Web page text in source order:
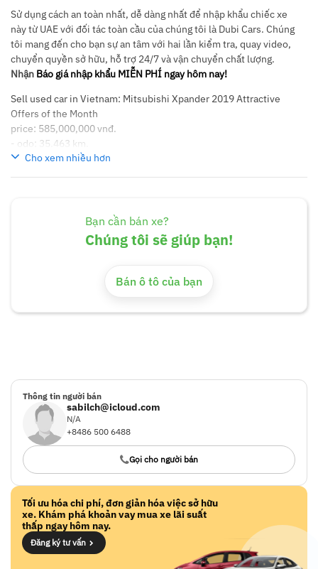
Sử dụng cách an toàn nhất, dễ dàng nhất để nhập khẩu chiếc xe
này từ UAE với đối tác toàn cầu của chúng tôi là Dubi Cars. Chúng
tôi mang đến cho bạn sự an tâm với hai lần kiểm tra, quay video,
chuyển quyền sở hữu, hỗ trợ 24/7 và vận chuyển chất lượng.
Nhận Báo giá nhập khẩu MIỄN PHÍ ngay hôm nay!
Sell used car in Vietnam: Mitsubishi Xpander 2019 Attractive
Offers of the Month
price: 585,000,000 vnđ.
- odo: 35.463 km.
Loan support up to 75% after the bank's valuation. Top service,
? Free notarized purchase and sale contract
? Free 1 year of first registration, avoiding road arrears and cold
Cho xem nhiều hơn
Bạn cần bán xe?
Chúng tôi sẽ giúp bạn!
Bán ô tô của bạn
Thông tin người bán
sabilch@icloud.com
N/A
+8486 500 6488
Gọi cho người bán
Tối ưu hóa chi phí, đơn giản hóa việc sở hữu
xe. Khám phá khoản vay mua xe lãi suất
thấp ngay hôm nay.
Đăng ký tư vấn